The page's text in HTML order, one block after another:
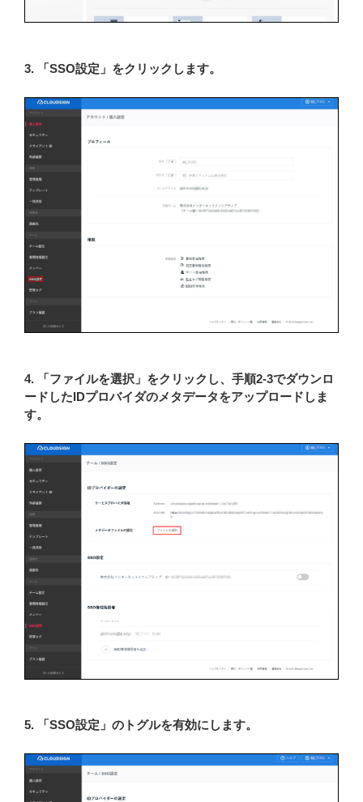
3. 「SSO設定」をクリックします。
4. 「ファイルを選択」をクリックし、手順2-3でダウンロ
ードしたIDプロバイダのメタデータをアップロードしま
す。
5. 「SSO設定」のトグルを有効にします。